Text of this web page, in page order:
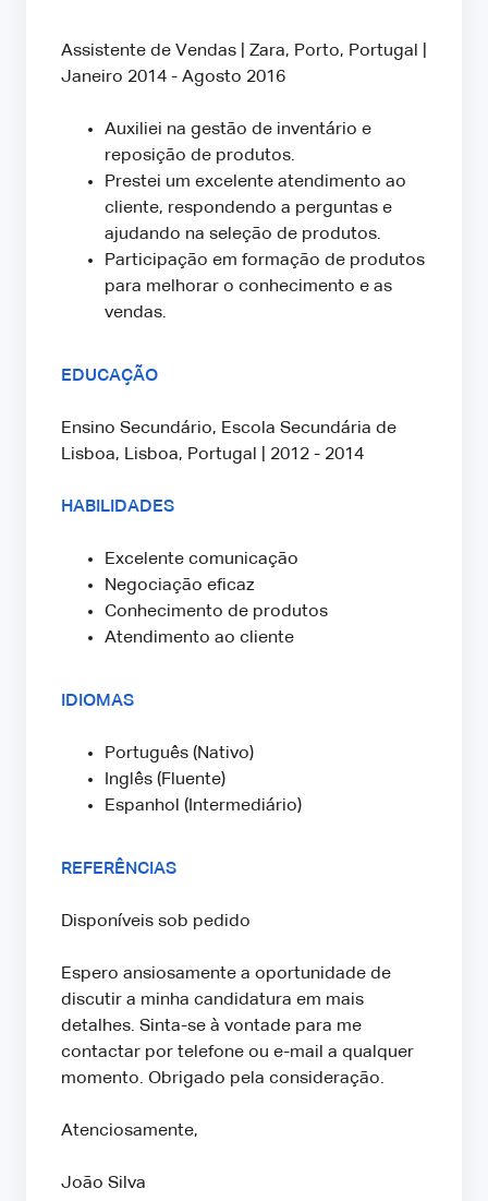
Assistente de Vendas | Zara, Porto, Portugal |
Janeiro 2014 - Agosto 2016
Auxiliei na gestão de inventário e
reposição de produtos.
Prestei um excelente atendimento ao
cliente, respondendo a perguntas e
ajudando na seleção de produtos.
Participação em formação de produtos
para melhorar o conhecimento e as
vendas.
EDUCAÇÃO
Ensino Secundário, Escola Secundária de
Lisboa, Lisboa, Portugal | 2012 - 2014
HABILIDADES
Excelente comunicação
Negociação eficaz
Conhecimento de produtos
Atendimento ao cliente
IDIOMAS
Português (Nativo)
Inglês (Fluente)
Espanhol (Intermediário)
REFERÊNCIAS
Disponíveis sob pedido
Espero ansiosamente a oportunidade de
discutir a minha candidatura em mais
detalhes. Sinta-se à vontade para me
contactar por telefone ou e-mail a qualquer
momento. Obrigado pela consideração.
Atenciosamente,
João Silva